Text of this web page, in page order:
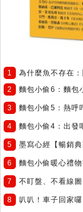
1
為什麼魚不存在
2
麵包小偷6：麵包
3 麵包小偷5：熱呼
4 麵包小偷4：出發
5 墨寫心經【暢銷
6 麵包小偷暖心禮
7 不盯盤、不看線
8 叭叭！車子回家